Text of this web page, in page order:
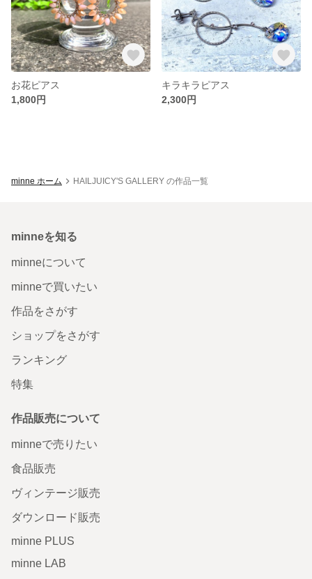
お花ピアス
1,800円
キラキラピアス
2,300円
minne ホーム HAILJUICY'S GALLERY の作品一覧
minneを知る
minneについて
minneで買いたい
作品をさがす
ショップをさがす
ランキング
特集
作品販売について
minneで売りたい
食品販売
ヴィンテージ販売
ダウンロード販売
minne PLUS
minne LAB